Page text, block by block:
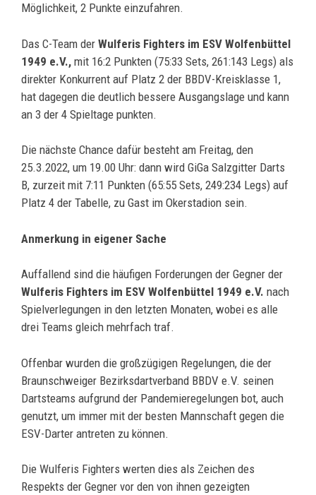
Möglichkeit, 2 Punkte einzufahren.
Das C-Team der Wulferis Fighters im ESV Wolfenbüttel
1949 e.V., mit 16:2 Punkten (75:33 Sets, 261:143 Legs) als
direkter Konkurrent auf Platz 2 der BBDV-Kreisklasse 1,
hat dagegen die deutlich bessere Ausgangslage und kann
an 3 der 4 Spieltage punkten.
Die nächste Chance dafür besteht am Freitag, den
25.3.2022, um 19.00 Uhr: dann wird GiGa Salzgitter Darts
B, zurzeit mit 7:11 Punkten (65:55 Sets, 249:234 Legs) auf
Platz 4 der Tabelle, zu Gast im Okerstadion sein.
Anmerkung in eigener Sache
Auffallend sind die häufigen Forderungen der Gegner der
Wulferis Fighters im ESV Wolfenbüttel 1949 e.V. nach
Spielverlegungen in den letzten Monaten, wobei es alle
drei Teams gleich mehrfach traf.
Offenbar wurden die großzügigen Regelungen, die der
Braunschweiger Bezirksdartverband BBDV e.V. seinen
Dartsteams aufgrund der Pandemieregelungen bot, auch
genutzt, um immer mit der besten Mannschaft gegen die
ESV-Darter antreten zu können.
Die Wulferis Fighters werten dies als Zeichen des
Respekts der Gegner vor den von ihnen gezeigten